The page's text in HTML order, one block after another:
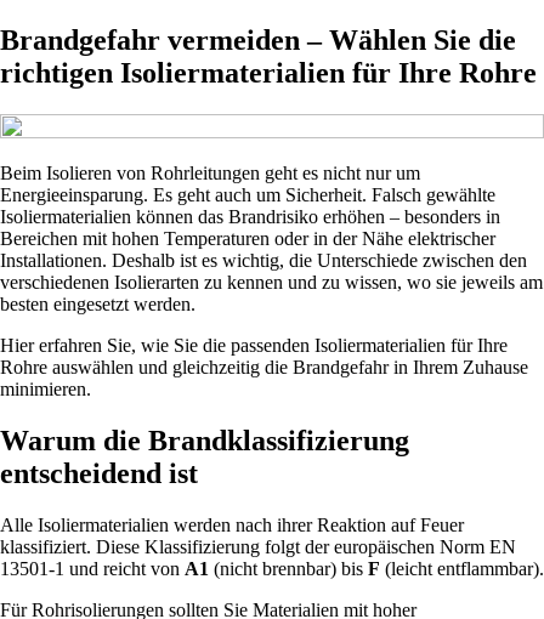
Brandgefahr vermeiden – Wählen Sie die
richtigen Isoliermaterialien für Ihre Rohre
Beim Isolieren von Rohrleitungen geht es nicht nur um
Energieeinsparung. Es geht auch um Sicherheit. Falsch gewählte
Isoliermaterialien können das Brandrisiko erhöhen – besonders in
Bereichen mit hohen Temperaturen oder in der Nähe elektrischer
Installationen. Deshalb ist es wichtig, die Unterschiede zwischen den
verschiedenen Isolierarten zu kennen und zu wissen, wo sie jeweils am
besten eingesetzt werden.
Hier erfahren Sie, wie Sie die passenden Isoliermaterialien für Ihre
Rohre auswählen und gleichzeitig die Brandgefahr in Ihrem Zuhause
minimieren.
Warum die Brandklassifizierung
entscheidend ist
Alle Isoliermaterialien werden nach ihrer Reaktion auf Feuer
klassifiziert. Diese Klassifizierung folgt der europäischen Norm EN
13501-1 und reicht von A1 (nicht brennbar) bis F (leicht entflammbar).
Für Rohrisolierungen sollten Sie Materialien mit hoher